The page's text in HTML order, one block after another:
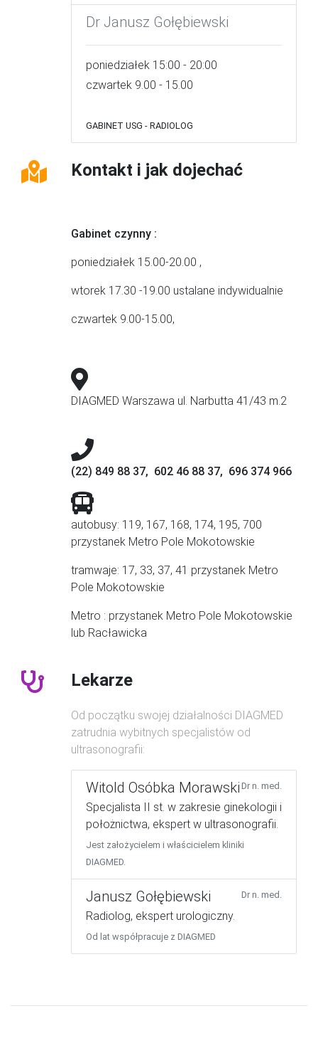
Dr Janusz Gołębiewski
poniedziałek 15:00 - 20:00
czwartek 9.00 - 15.00
GABINET USG - RADIOLOG
Kontakt i jak dojechać
Gabinet czynny :
poniedziałek 15.00-20.00 ,
wtorek 17.30 -19.00 ustalane indywidualnie
czwartek 9.00-15.00,
DIAGMED Warszawa ul. Narbutta 41/43 m.2
(22) 849 88 37, 602 46 88 37, 696 374 966
autobusy: 119, 167, 168, 174, 195, 700
przystanek Metro Pole Mokotowskie
tramwaje: 17, 33, 37, 41 przystanek Metro
Pole Mokotowskie
Metro : przystanek Metro Pole Mokotowskie
lub Racławicka
Lekarze
Od początku swojej działalności DIAGMED
zatrudnia wybitnych specjalistów od
ultrasonografii:
Witold Osóbka Morawski Dr n. med.
Specjalista II st. w zakresie ginekologii i
położnictwa, ekspert w ultrasonografii.
Jest założycielem i właścicielem kliniki
DIAGMED.
Janusz Gołębiewski Dr n. med.
Radiolog, ekspert urologiczny.
Od lat współpracuje z DIAGMED